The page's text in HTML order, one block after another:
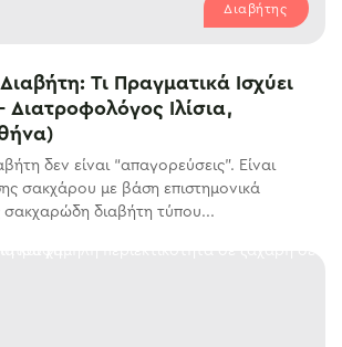
Διαβήτης
Τι Πραγματικά Ισχύει
Διατροφολόγος Ιλίσια,
δεν είναι “απαγορεύσεις”. Είναι
σακχάρου με βάση επιστημονικά
σακχαρώδη διαβήτη τύπου...